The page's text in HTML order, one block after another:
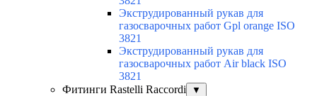
Экструдированный рукав для
газосварочных работ Gpl orange ISO
3821
Экструдированный рукав для
газосварочных работ Air black ISO
3821
Фитинги Rastelli Raccordi
▼